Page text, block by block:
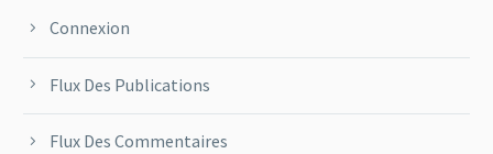
Connexion
Flux Des Publications
Flux Des Commentaires